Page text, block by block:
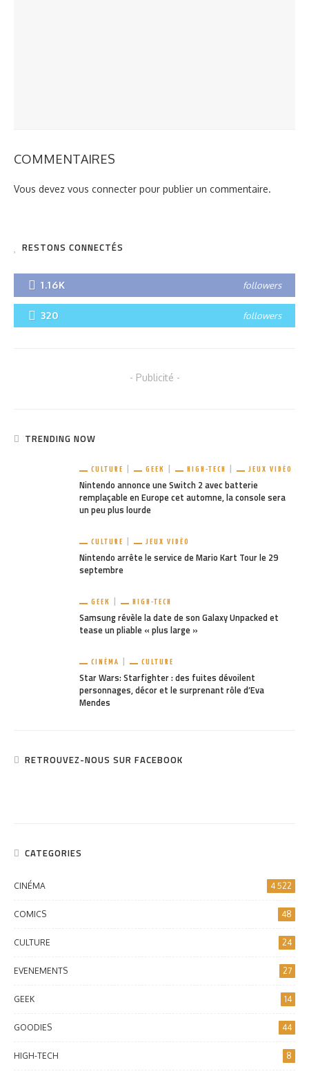
COMMENTAIRES
Vous devez vous connecter pour publier un commentaire.
RESTONS CONNECTÉS
1.16K followers
320 followers
- Publicité -
TRENDING NOW
CULTURE GEEK HIGH-TECH JEUX VIDÉO
Nintendo annonce une Switch 2 avec batterie
remplaçable en Europe cet automne, la console sera
un peu plus lourde
CULTURE JEUX VIDÉO
Nintendo arrête le service de Mario Kart Tour le 29
septembre
GEEK HIGH-TECH
Samsung révèle la date de son Galaxy Unpacked et
tease un pliable « plus large »
CINÉMA CULTURE
Star Wars: Starfighter : des fuites dévoilent
personnages, décor et le surprenant rôle d’Eva
Mendes
RETROUVEZ-NOUS SUR FACEBOOK
CATEGORIES
CINÉMA 4 522
COMICS 48
CULTURE 24
EVENEMENTS 27
GEEK 14
GOODIES 44
HIGH-TECH 8